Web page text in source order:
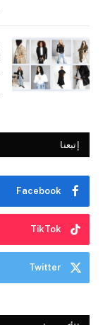
إتبعنا
Facebook
TikTok
Twitter